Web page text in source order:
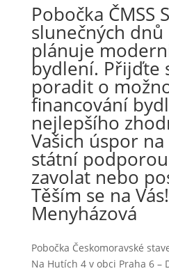
Pobočka ČMSS
slunečných dnů
plánuje
bydlení. Přijďte
poradit o
financování
nejlepšího
Vašich úspor
státní
zavolat nebo
Těším se na
Menyházová
Pobočka Českomoravské
Na Hutích 4 v obci Praha 6 –